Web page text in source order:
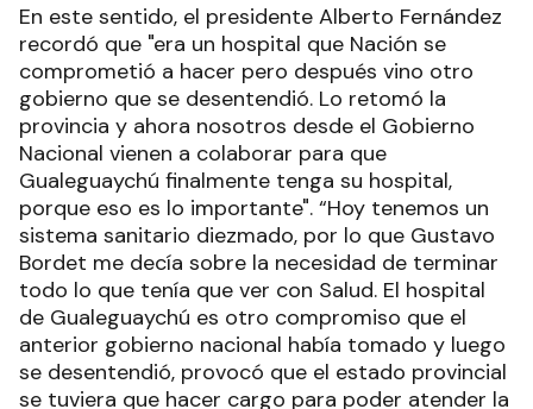
En este sentido, el presidente Alberto Fernández
recordó que "era un hospital que Nación se
comprometió a hacer pero después vino otro
gobierno que se desentendió. Lo retomó la
provincia y ahora nosotros desde el Gobierno
Nacional vienen a colaborar para que
Gualeguaychú finalmente tenga su hospital,
porque eso es lo importante". “Hoy tenemos un
sistema sanitario diezmado, por lo que Gustavo
Bordet me decía sobre la necesidad de terminar
todo lo que tenía que ver con Salud. El hospital
de Gualeguaychú es otro compromiso que el
anterior gobierno nacional había tomado y luego
se desentendió, provocó que el estado provincial
se tuviera que hacer cargo para poder atender la